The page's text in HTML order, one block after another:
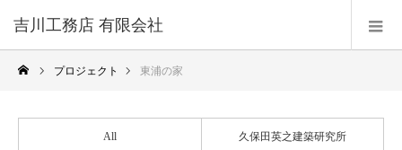
吉川工務店 有限会社
プロジェクト 東浦の家
All 久保田英之建築研究所